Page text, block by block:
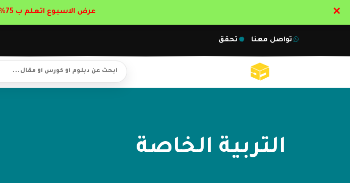
تواصل معنا تحقق
التربية الخاصة
عرض الاسبوع اتعلم ب 75% خصم : احجز مقعدك الان ✕